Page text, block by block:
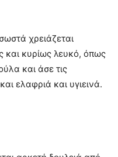
χρειάζεται
και κυρίως λευκό, όπως
και άσε τις
ελαφριά και υγιεινά.